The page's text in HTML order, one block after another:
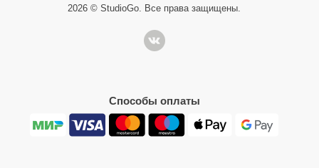
2026 © StudioGo. Все права защищены.
Способы оплаты